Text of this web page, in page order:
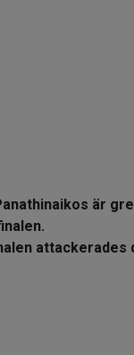
är
attackerades